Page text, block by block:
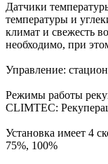
Датчики
температуры и
климат и свежесть
необходимо, при
Управление:
Режимы работы
CLIMTEC:
Установка имеет 4
75%, 100%